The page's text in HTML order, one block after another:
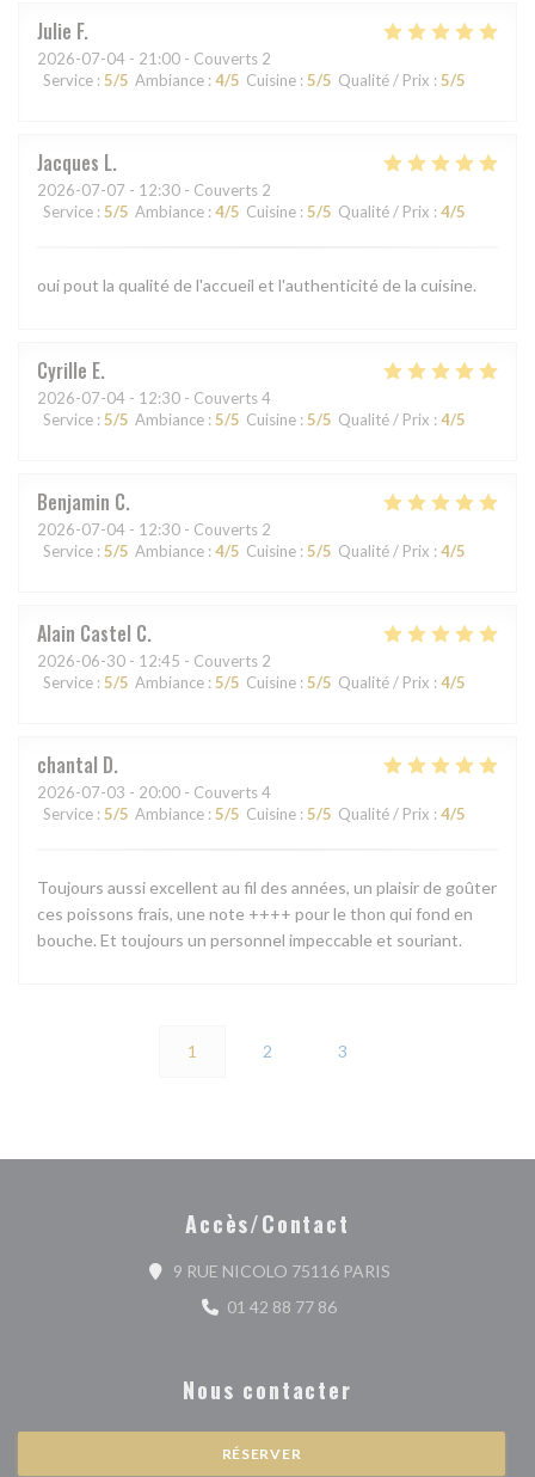
Julie F
2026-07-04 - 21:00 - Couverts 2
Service : 5/5 Ambiance : 4/5 Cuisine : 5/5 Qualité / Prix : 5/5
Jacques L
2026-07-07 - 12:30 - Couverts 2
Service : 5/5 Ambiance : 4/5 Cuisine : 5/5 Qualité / Prix : 4/5
oui pout la qualité de l'accueil et l'authenticité de la cuisine.
Cyrille E
2026-07-04 - 12:30 - Couverts 4
Service : 5/5 Ambiance : 5/5 Cuisine : 5/5 Qualité / Prix : 4/5
Benjamin C
2026-07-04 - 12:30 - Couverts 2
Service : 5/5 Ambiance : 4/5 Cuisine : 5/5 Qualité / Prix : 4/5
Alain Castel C
2026-06-30 - 12:45 - Couverts 2
Service : 5/5 Ambiance : 5/5 Cuisine : 5/5 Qualité / Prix : 4/5
chantal D
2026-07-03 - 20:00 - Couverts 4
Service : 5/5 Ambiance : 5/5 Cuisine : 5/5 Qualité / Prix : 4/5
Toujours aussi excellent au fil des années, un plaisir de goûter
ces poissons frais, une note ++++ pour le thon qui fond en
bouche. Et toujours un personnel impeccable et souriant.
1 2 3
Accès/Contact
9 RUE NICOLO 75116 PARIS((ouvre une
01 42 88 77 86
Nous contacter
RÉSERVER